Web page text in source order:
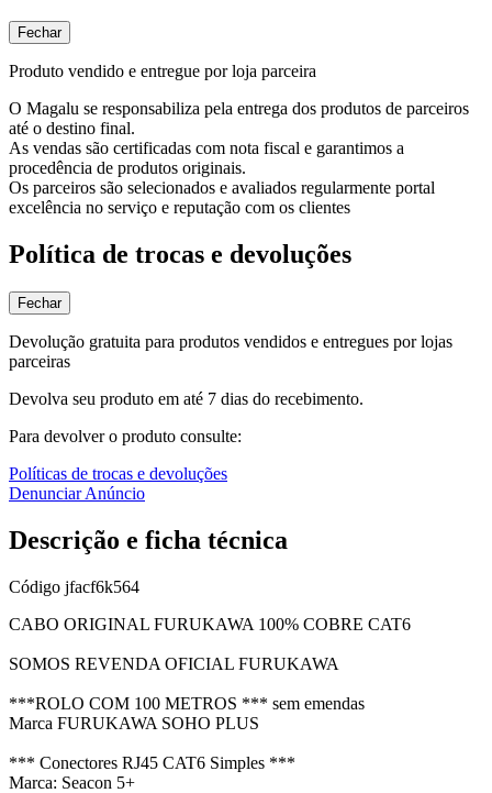
Fechar
Produto vendido e entregue por loja parceira
O Magalu se responsabiliza pela entrega dos produtos de parceiros
até o destino final.
As vendas são certificadas com nota fiscal e garantimos a
procedência de produtos originais.
Os parceiros são selecionados e avaliados regularmente portal
excelência no serviço e reputação com os clientes
Política de trocas e devoluções
Fechar
Devolução gratuita para produtos vendidos e entregues por lojas
parceiras
Devolva seu produto em até 7 dias do recebimento.
Para devolver o produto consulte:
Políticas de trocas e devoluções
Denunciar Anúncio
Descrição e ficha técnica
Código jfacf6k564
CABO ORIGINAL FURUKAWA 100% COBRE CAT6
SOMOS REVENDA OFICIAL FURUKAWA
***ROLO COM 100 METROS *** sem emendas
Marca FURUKAWA SOHO PLUS
*** Conectores RJ45 CAT6 Simples ***
Marca: Seacon 5+